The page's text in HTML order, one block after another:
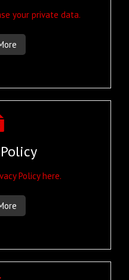
your private data.
Policy here.